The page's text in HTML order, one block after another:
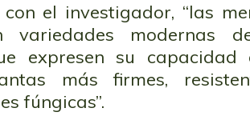
el investigador, “las
variedades modernas
expresen su
más firmes,
fúngicas”.